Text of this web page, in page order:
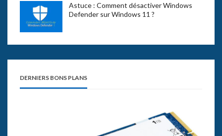
Astuce : Comment désactiver Windows
Defender sur Windows 11 ?
DERNIERS BONS PLANS